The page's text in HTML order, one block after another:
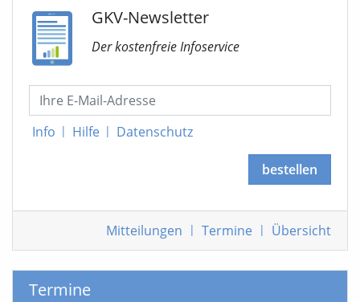
GKV-Newsletter
Der kostenfreie Infoservice
Info | Hilfe | Datenschutz
bestellen
Mitteilungen | Termine | Übersicht
Termine